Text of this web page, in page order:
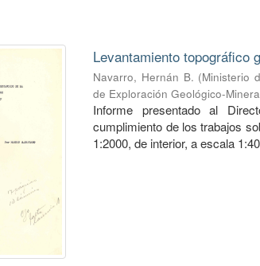
Levantamiento topográfico
Navarro, Hernán B. (Ministerio
de Exploración Geológico-Minera
Informe presentado al
cumplimiento de los trabajos
1:2000, de interior, a escala